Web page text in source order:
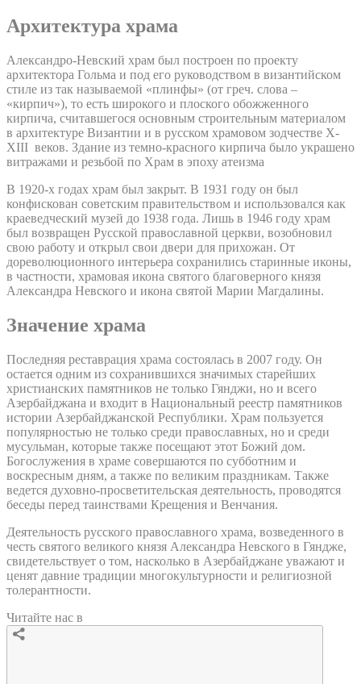
Архитектура храма
Александро-Невский храм был построен по проекту
архитектора Гольма и под его руководством в византийском
стиле из так называемой «плинфы» (от греч. слова –
«кирпич»), то есть широкого и плоского обожженного
кирпича, считавшегося основным строительным материалом
в архитектуре Византии и в русском храмовом зодчестве X-
XIII веков. Здание из темно-красного кирпича было украшено
витражами и резьбой по Храм в эпоху атеизма
В 1920-х годах храм был закрыт. В 1931 году он был
конфискован советским правительством и использовался как
краеведческий музей до 1938 года. Лишь в 1946 году храм
был возвращен Русской православной церкви, возобновил
свою работу и открыл свои двери для прихожан. От
дореволюционного интерьера сохранились старинные иконы,
в частности, храмовая икона святого благоверного князя
Александра Невского и икона святой Марии Магдалины.
Значение храма
Последняя реставрация храма состоялась в 2007 году. Он
остается одним из сохранившихся значимых старейших
христианских памятников не только Гянджи, но и всего
Азербайджана и входит в Национальный реестр памятников
истории Азербайджанской Республики. Храм пользуется
популярностью не только среди православных, но и среди
мусульман, которые также посещают этот Божий дом.
Богослужения в храме совершаются по субботним и
воскресным дням, а также по великим праздникам. Также
ведется духовно-просветительская деятельность, проводятся
беседы перед таинствами Крещения и Венчания.
Деятельность русского православного храма, возведенного в
честь святого великого князя Александра Невского в Гяндже,
свидетельствует о том, насколько в Азербайджане уважают и
ценят давние традиции многокультурности и религиозной
толерантности.
Читайте нас в